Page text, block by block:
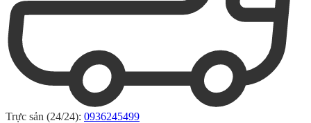
Trực sản (24/24): 0936245499